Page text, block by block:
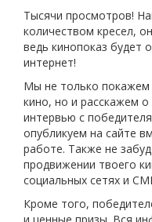
Тысячи просмотров!
количеством кресел,
ведь кинопоказ будет
интернет!
Мы не только
кино, но и расскажем
интервью с
опубликуем на сайте
работе. Также не
продвижении твоего
социальных сетях и
Кроме того,